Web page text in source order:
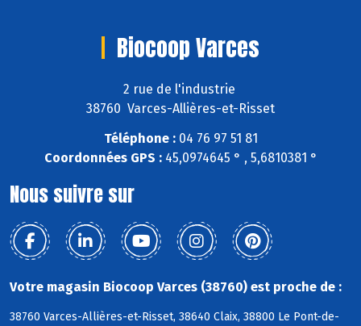
Biocoop Varces
2 rue de l'industrie
38760 Varces-Allières-et-Risset
Téléphone :04 76 97 51 81
Coordonnées GPS :45,0974645 ° , 5,6810381 °
Nous suivre sur
Votre magasin Biocoop Varces (38760) est proche de :
38760 Varces-Allières-et-Risset, 38640 Claix, 38800 Le Pont-de-